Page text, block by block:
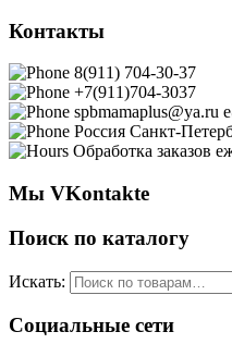
Контакты
8(911) 704-30-37
+7(911)704-3037
spbmamaplus@ya.ru
Россия Санкт-
Обработка заказов
Мы VKontakte
Поиск по каталогу
Искать:
Социальные сети